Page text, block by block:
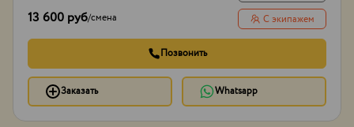
13 600 руб/смена С экипажем
Позвонить
Заказать Whatsapp